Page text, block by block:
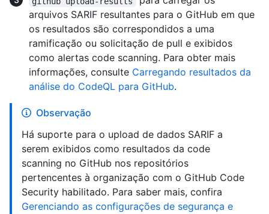
arquivos SARIF resultantes para o GitHub em que
os resultados são correspondidos a uma
ramificação ou solicitação de pull e exibidos
como alertas code scanning. Para obter mais
informações, consulte Carregando resultados da
análise do CodeQL para GitHub.
Observação
Há suporte para o upload de dados SARIF a
serem exibidos como resultados da code
scanning no GitHub nos repositórios
pertencentes à organização com o GitHub Code
Security habilitado. Para saber mais, confira
Gerenciando as configurações de segurança e